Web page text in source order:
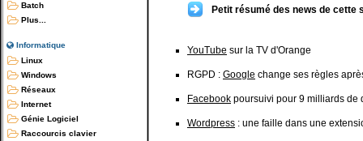
Batch
Plus...
Informatique
Linux
Windows
Réseaux
Internet
Génie Logiciel
Raccourcis clavier
Petit résumé des news de cette
YouTube sur la TV d'Orange
RGPD : Google change ses règles
Facebook poursuivi pour 9 milliards de
Wordpress : une faille dans une